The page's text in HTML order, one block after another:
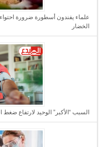
علماء يفندون أسطورة ضرورة
الخضار
السبب “الأكبر” الوحيد لارتفاع